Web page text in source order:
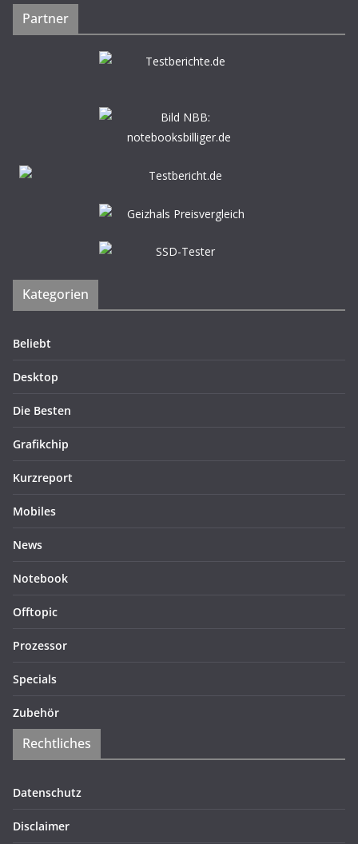
Partner
Kategorien
Beliebt
Desktop
Die Besten
Grafikchip
Kurzreport
Mobiles
News
Notebook
Offtopic
Prozessor
Specials
Zubehör
Rechtliches
Datenschutz
Disclaimer